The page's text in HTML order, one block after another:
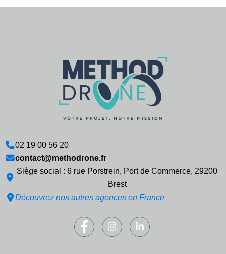
02 19 00 56 20
contact@methodrone.fr
Siège social : 6 rue Porstrein, Port de Commerce, 29200
Brest
Découvrez nos autres agences en France